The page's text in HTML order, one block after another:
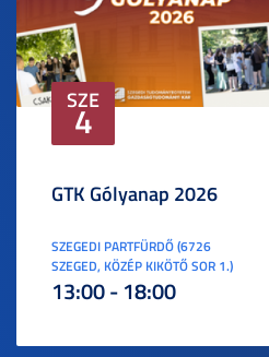
SZE
4
GTK Gólyanap 2026
SZEGEDI PARTFÜRDŐ (6726
SZEGED, KÖZÉP KIKÖTŐ SOR 1.)
13:00 - 18:00